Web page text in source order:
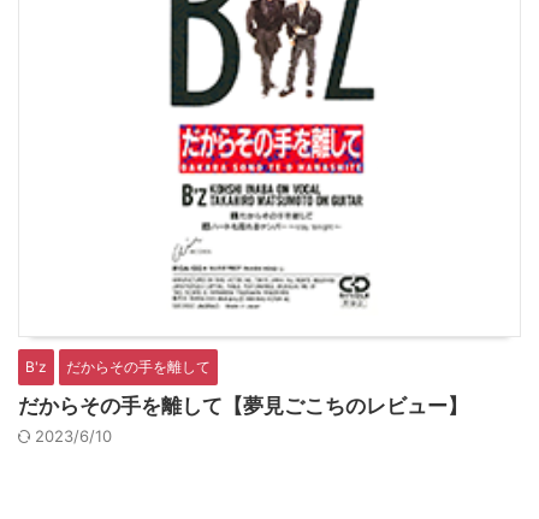
B'z だからその手を離して
だからその手を離して【夢見ごこちのレビュー】
2023/6/10